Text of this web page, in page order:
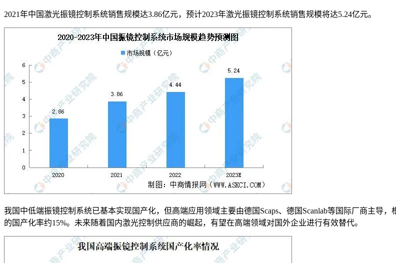
2021年中国激光振镜控制系统销售规模达3.86亿元，预计2023年激光振镜控制系统销售规模将达5.24亿元。
我国中低端振镜控制系统已基本实现国产化，但高端应用领域主要由德国Scaps、德国Scanlab等国际厂商主导
的国产化率约15%。未来随着国内激光控制供应商的崛起，有望在高端领域对国外企业进行有效替代。